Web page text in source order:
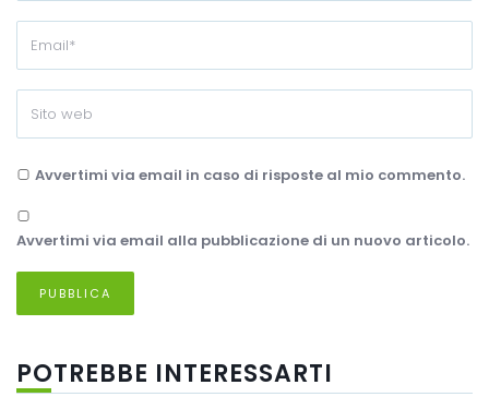
Avvertimi via email in caso di risposte al mio commento.
Avvertimi via email alla pubblicazione di un nuovo articolo.
POTREBBE INTERESSARTI